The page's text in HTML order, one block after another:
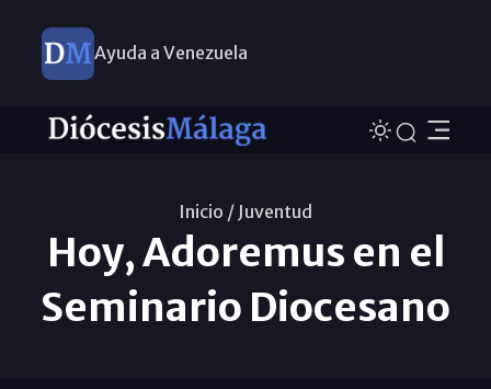
Ayuda a Venezuela
Inicio / Juventud
Hoy, Adoremus en el
Seminario Diocesano